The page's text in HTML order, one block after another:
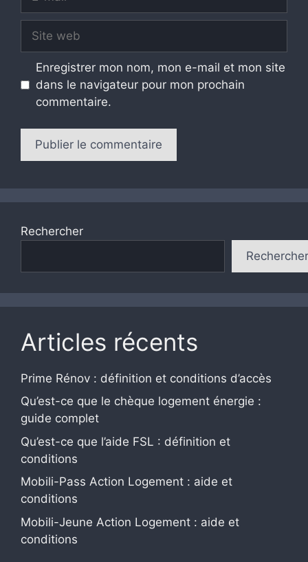
Site
Enregistrer mon nom, mon e-mail et mon site
dans le navigateur pour mon prochain
commentaire.
Rechercher
Rechercher
Articles récents
Prime Rénov : définition et conditions d’accès
Qu’est-ce que le chèque logement énergie :
guide complet
Qu’est-ce que l’aide FSL : définition et
conditions
Mobili-Pass Action Logement : aide et
conditions
Mobili-Jeune Action Logement : aide et
conditions